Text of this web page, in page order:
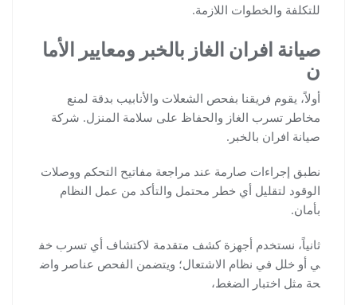
للتكلفة والخطوات اللازمة.
صيانة افران الغاز بالخبر ومعايير الأما
ن
أولاً، يقوم فريقنا بفحص الشعلات والأنابيب بدقة لمنع
مخاطر تسرب الغاز والحفاظ على سلامة المنزل. شركة
صيانة افران بالخبر.
نطبق إجراءات صارمة عند مراجعة مفاتيح التحكم ووصلات
الوقود لتقليل أي خطر محتمل والتأكد من عمل النظام
بأمان.
ثانياً، نستخدم أجهزة كشف متقدمة لاكتشاف أي تسرب خف
ي أو خلل في نظام الاشتعال؛ ويتضمن الفحص عناصر واض
حة مثل اختبار الضغط،